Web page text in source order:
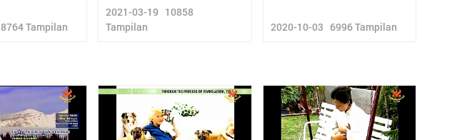
8764Tampilan
2021-03-19 10858
Tampilan
2020-10-03 6996Tampilan